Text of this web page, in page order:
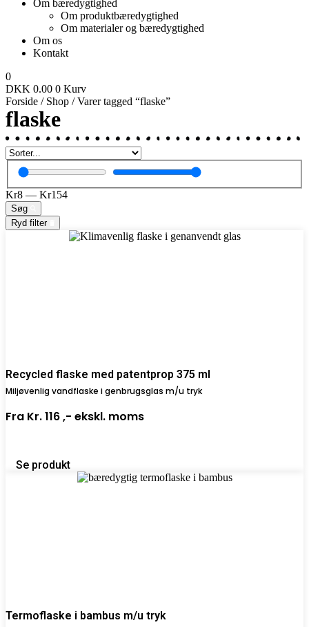
Om bæredygtighed
Om produktbæredygtighed
Om materialer og bæredygtighed
Om os
Kontakt
0
DKK 0.00 0 Kurv
Forside / Shop / Varer tagged “flaske”
flaske
Kr8 — Kr154
Søg
Ryd filter
Recycled flaske med patentprop 375 ml
Miljøvenlig vandflaske i genbrugsglas m/u tryk
Fra Kr. 116 ,- ekskl. moms
Se produkt
Termoflaske i bambus m/u tryk